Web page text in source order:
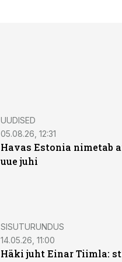
UUDISED
05.08.26, 12:31
Havas Estonia nimetab
uue juhi
ST
SISUTURUNDUS
14.05.26, 11:00
Häki juht Einar Tiimla: